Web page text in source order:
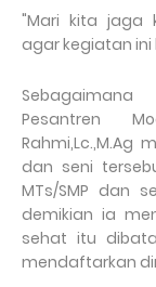
"Mari kita jaga
agar kegiatan ini
Sebagaimana
Pesantren
Rahmi,Lc.,M.Ag
dan seni
MTs/SMP dan
demikian ia
sehat itu
mendaftarkan